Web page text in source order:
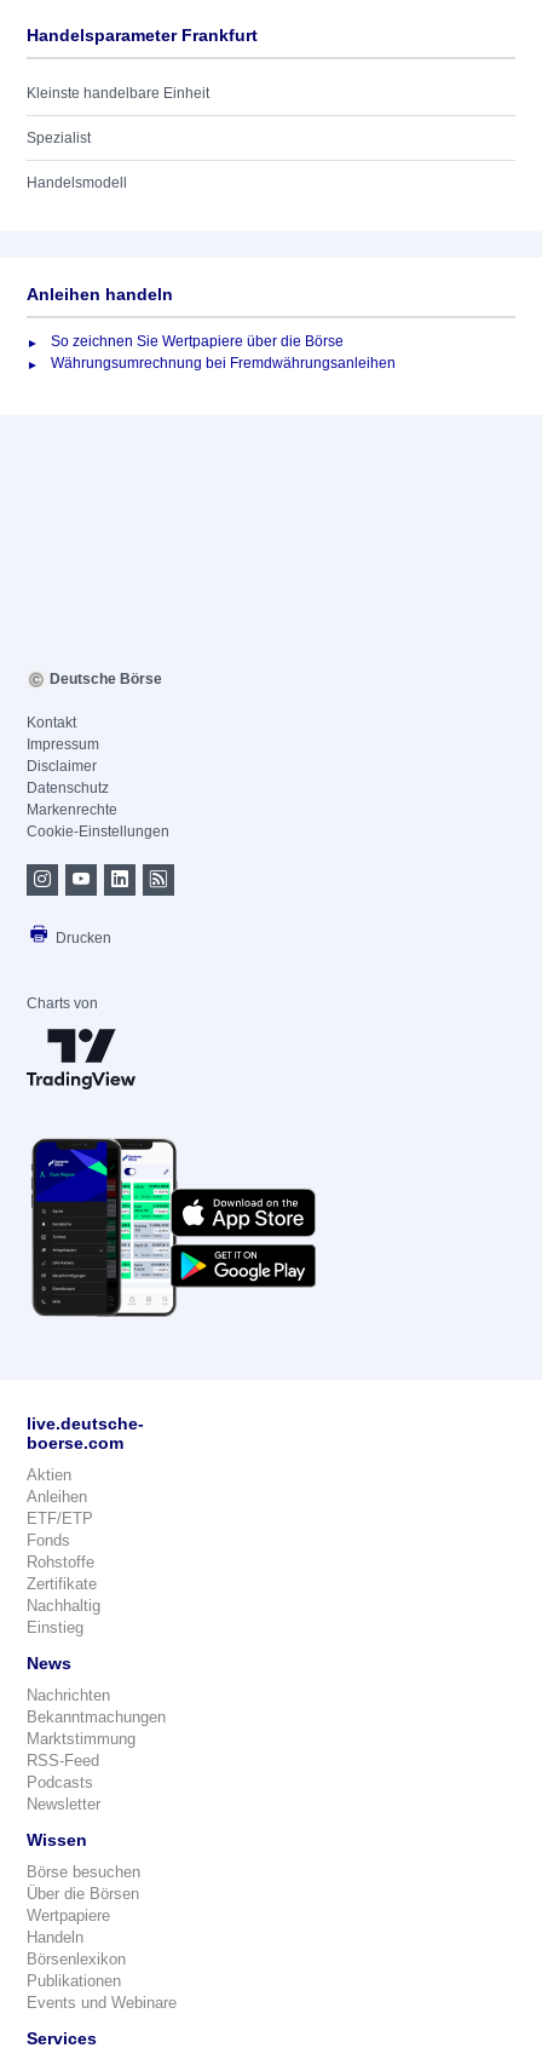
Handelsparameter Frankfurt
Kleinste handelbare Einheit
Spezialist
Handelsmodell
Anleihen handeln
So zeichnen Sie Wertpapiere über die Börse
Währungsumrechnung bei Fremdwährungsanleihen
Deutsche Börse
Kontakt
Impressum
Disclaimer
Datenschutz
Markenrechte
Cookie-Einstellungen
Drucken
Charts von
live.deutsche-
boerse.com
Aktien
Anleihen
ETF/ETP
Fonds
Rohstoffe
Zertifikate
Nachhaltig
Einstieg
News
Nachrichten
Bekanntmachungen
Marktstimmung
RSS-Feed
Podcasts
Newsletter
Wissen
Börse besuchen
Über die Börsen
Wertpapiere
Handeln
Börsenlexikon
Publikationen
Events und Webinare
Services